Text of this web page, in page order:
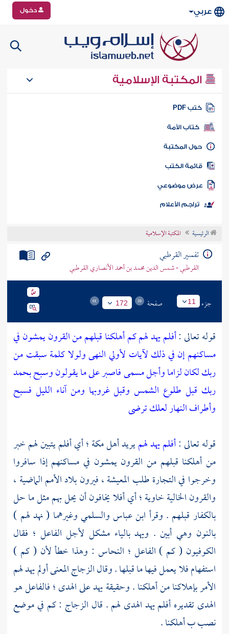
عربي دخول
المكتبة الإسلامية
كتب PDF
كتاب الأمة
المكتبة
الكتب
موضوعي
تراجم الأعلام
الرئيسية المكتبة الإسلامية
تفسير القرطبي
القرطبي - شمس الدين محمد بن أحمد الأنصاري القرطبي
جزء 11 صفحة 172
قوله تعالى :أفلم يهد لهم كم أهلكنا قبلهم من القرون يمشون في
مساكنهم إن في ذلك لآيات لأولي النهى ولولا كلمة سبقت من
ربك لكان لزاما وأجل مسمى فاصبر على ما يقولون وسبح بحمد
ربك قبل طلوع الشمس وقبل غروبها ومن آناء الليل فسبح
وأطراف النهار لعلك ترضى
قوله تعالى :أفلم يهد لهميريدأهلمكة ؛أي أفلم يتبين لهم خبر
من أهلكنا قبلهم من القرون يمشون في مساكنهم إذا سافروا
وخرجوا في التجارة طلب المعيشة ، فيرون بلاد الأمم الماضية ،
والقرون الخالية خاوية ؛ أي أفلا يخافون أن يحل بهم مثل ما حل
بالكفار قبلهم . وقرأ ابن عباسوالسلميوغيرهما ( نهد لهم )
بالنون وهي أبين . ويهد بالياء مشكل لأجل الفاعل ؛ فقال
الكوفيون ( كم ) الفاعل ؛ النحاس : وهذا خطأ لأن ( كم )
استفهام فلا يعمل فيها ما قبلها . وقالالزجاجالمعنى أولم يهد لهم
الأمر بإهلاكنا من أهلكنا . وحقيقة يهد على الهدى ؛ فالفاعل هو
الهدى تقديره أفلم يهد الهدى لهم . قال الزجاج : كم في موضع
نصب ب أهلكنا .